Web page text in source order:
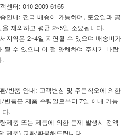
센터: 010-2009-6165
안내: 전국 배송이 가능하며, 토요일과 공
을 제외하고 평균 2~5일 소요됩니다.
지역은 2~4일 지연될 수 있으며 배송비가
될 수 있으니 이 점 양해하여 주시기 바랍
.
/반품 안내: 고객변심 및 주문착오에 의한
/반품은 제품 수령일로부터 7일 이내 가능
다.
제품 또는 제품에 의한 문제 발생시 전액
제품) 교환/환불해드립니다.